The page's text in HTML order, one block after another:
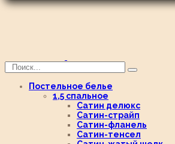
Постельное белье
1,5 спальное
Сатин делюкс
Сатин-страйп
Сатин-фланель
Сатин-тенсел